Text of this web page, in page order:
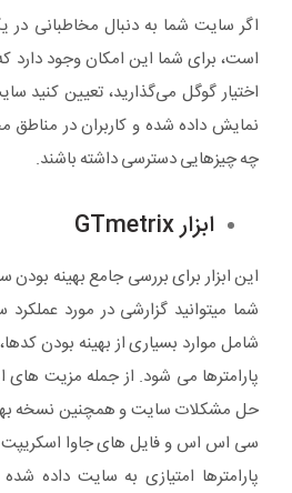
اگر سایت شما به دنبال مخاطبانی
است، برای شما این امکان وجود دارد
اختیار گوگل می‌گذارید، تعیین کنید
نمایش داده شده و کاربران در
چه چیزهایی دسترسی داشته باشند.
ابزار GTmetrix
این ابزار برای بررسی جامع بهینه
شما میتوانید گزارشی در مورد
شامل موارد بسیاری از بهینه بودن
پارامترها می شود. از جمله مزیت های
حل مشکلات سایت و همچنین نسخه
سی اس اس و فایل های جاوا
پارامترها امتیازی به سایت داده